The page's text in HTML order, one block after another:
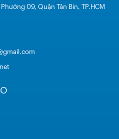
09, Quận Tân Bin, TP.HCM